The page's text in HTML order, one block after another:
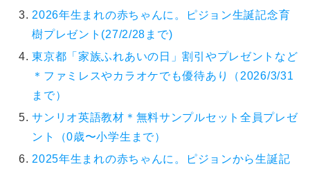
2026年生まれの赤ちゃんに。ピジョン生誕記念育
樹プレゼント(27/2/28まで)
東京都「家族ふれあいの日」割引やプレゼントなど
＊ファミレスやカラオケでも優待あり（2026/3/31
まで）
サンリオ英語教材＊無料サンプルセット全員プレゼ
ント（0歳〜小学生まで）
2025年生まれの赤ちゃんに。ピジョンから生誕記